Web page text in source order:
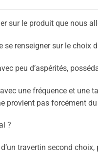
sur le produit que nous
se renseigner sur le choix
peu d’aspérités,
une fréquence et une
provient pas forcément
?
travertin second